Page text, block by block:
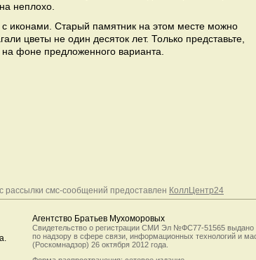
неплохо.
иконами. Старый памятник на этом месте можно
цветы не один десяток лет. Только представьте,
на фоне предложенного варианта.
рассылки смс-сообщений предоставлен КоллЦентр24
Агентство Братьев Мухоморовых
Свидетельство о регистрации СМИ Эл №ФС77-51565 выдано
по надзору в сфере связи, информационных технологий и
(Роскомнадзор) 26 октября 2012 года.